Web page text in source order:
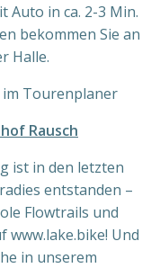
Auto in ca. 2-3 Min.
bekommen Sie an
Halle.
im Tourenplaner
Rausch
ist in den letzten
entstanden –
Flowtrails und
www.lake.bike! Und
in unserem